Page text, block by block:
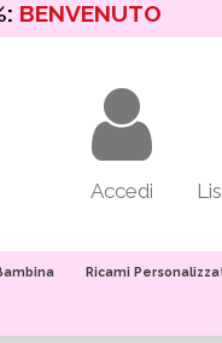
BENVENUTO
Accedi
Ricami